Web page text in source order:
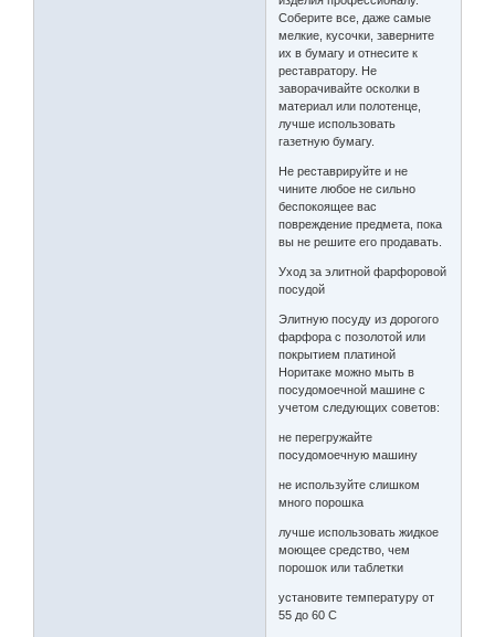
Соберите все, даже самые
мелкие, кусочки, заверните
их в бумагу и отнесите к
реставратору. Не
заворачивайте осколки в
материал или полотенце,
лучше использовать
газетную бумагу.
Не реставрируйте и не
чините любое не сильно
беспокоящее вас
повреждение предмета, пока
вы не решите его продавать.
Уход за элитной фарфоровой
посудой
Элитную посуду из дорогого
фарфора с позолотой или
покрытием платиной
Норитаке можно мыть в
посудомоечной машине с
учетом следующих советов:
не перегружайте
посудомоечную машину
не используйте слишком
много порошка
лучше использовать жидкое
моющее средство, чем
порошок или таблетки
установите температуру от
55 до 60 С